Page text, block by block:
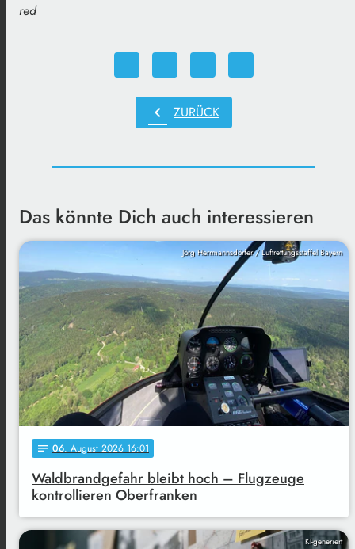
red
chevron_left ZURÜCK
Das könnte Dich auch interessieren
Jörg Herrmannsdörfer / Luftrettungsstaffel Bayern
notes 06. August 2026 16:01
Waldbrandgefahr bleibt hoch – Flugzeuge
kontrollieren Oberfranken
KI-generiert